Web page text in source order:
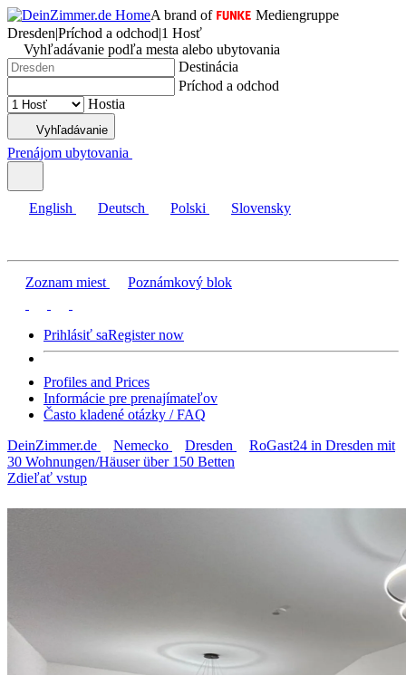
A brand of
Mediengruppe
Dresden|Príchod a odchod|1 Hosť
Vyhľadávanie podľa mesta alebo ubytovania
Destinácia
Príchod a odchod
Hostia
Vyhľadávanie
Prenájom ubytovania
English Deutsch Polski Slovensky
Zoznam miest Poznámkový blok
Prihlásiť saRegister now
Profiles and Prices
Informácie pre prenajímateľov
Často kladené otázky / FAQ
DeinZimmer.de
Nemecko Dresden
RoGast24 in Dresden mit
30 Wohnungen/Häuser über 150 Betten
Zdieľať vstup